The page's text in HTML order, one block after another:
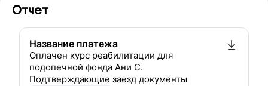
Отчет
Название платежа
Оплачен курс реабилитации для
подопечной фонда Ани С.
Подтверждающие заезд документы